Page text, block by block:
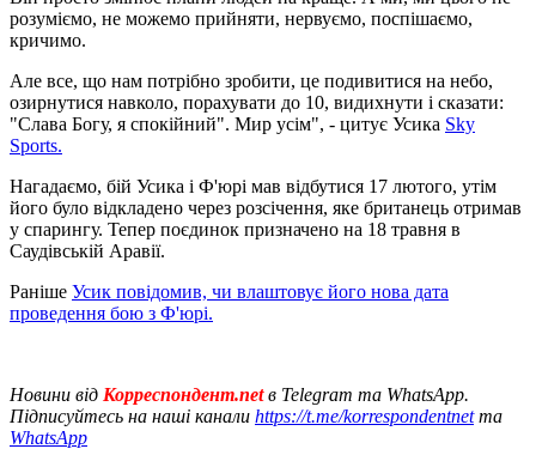
розуміємо, не можемо прийняти, нервуємо, поспішаємо,
кричимо.
Але все, що нам потрібно зробити, це подивитися на небо,
озирнутися навколо, порахувати до 10, видихнути і сказати:
"Слава Богу, я спокійний". Мир усім", - цитує Усика Sky
Sports.
Нагадаємо, бій Усика і Ф'юрі мав відбутися 17 лютого, утім
його було відкладено через розсічення, яке британець отримав
у спарингу. Тепер поєдинок призначено на 18 травня в
Саудівській Аравії.
Раніше Усик повідомив, чи влаштовує його нова дата
проведення бою з Ф'юрі.
Новини від Корреспондент.netв Telegram та WhatsApp.
Підписуйтесь на наші канали https://t.me/korrespondentnetта
WhatsApp